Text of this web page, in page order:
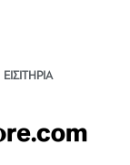
ΕΙΣΙΤΗΡΙΑ